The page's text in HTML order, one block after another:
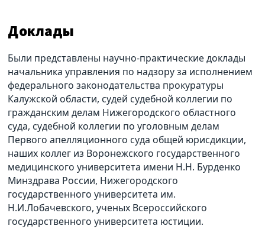
Доклады
Были представлены научно-практические доклады
начальника управления по надзору за исполнением
федерального законодательства прокуратуры
Калужской области, судей судебной коллегии по
гражданским делам Нижегородского областного
суда, судебной коллегии по уголовным делам
Первого апелляционного суда общей юрисдикции,
наших коллег из Воронежского государственного
медицинского университета имени Н.Н. Бурденко
Минздрава России, Нижегородского
государственного университета им.
Н.И.Лобачевского, ученых Всероссийского
государственного университета юстиции.